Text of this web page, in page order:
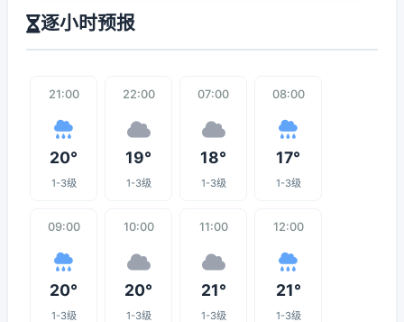
逐小时预报
21:00
20°
1-3级
22:00
19°
1-3级
07:00
18°
1-3级
08:00
17°
1-3级
09:00
20°
1-3级
10:00
20°
1-3级
11:00
21°
1-3级
12:00
21°
1-3级